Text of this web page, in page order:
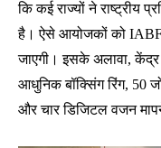
कि कई राज्यों ने राष्ट्रीय
है। ऐसे आयोजकों को IABF
जाएगी। इसके अलावा,
आधुनिक बॉक्सिंग रिंग, 50
और चार डिजिटल वजन